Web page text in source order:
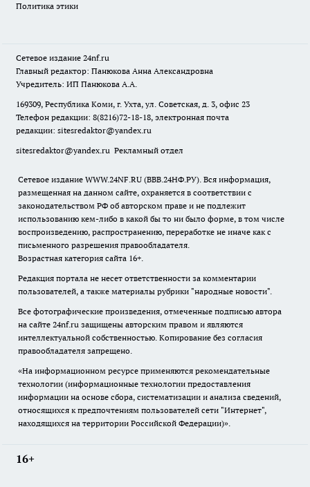
Политика этики
Сетевое издание 24nf.ru
Главный редактор: Панюкова Анна Александровна
Учредитель: ИП Панюкова А.А.
169309, Республика Коми, г. Ухта, ул. Советская, д. 3, офис 23
Телефон редакции: 8(8216)72-18-18, электронная почта
редакции: sitesredaktor@yandex.ru
sitesredaktor@yandex.ru Рекламный отдел
Сетевое издание WWW.24NF.RU (ВВВ.24НФ.РУ). Вся информация,
размещенная на данном сайте, охраняется в соответствии с
законодательством РФ об авторском праве и не подлежит
использованию кем-либо в какой бы то ни было форме, в том числе
воспроизведению, распространению, переработке не иначе как с
письменного разрешения правообладателя.
Возрастная категория сайта 16+.
Редакция портала не несет ответственности за комментарии
пользователей, а также материалы рубрики "народные новости".
Все фотографические произведения, отмеченные подписью автора
на сайте 24nf.ru защищены авторским правом и являются
интеллектуальной собственностью. Копирование без согласия
правообладателя запрещено.
«На информационном ресурсе применяются рекомендательные
технологии (информационные технологии предоставления
информации на основе сбора, систематизации и анализа сведений,
относящихся к предпочтениям пользователей сети "Интернет",
находящихся на территории Российской Федерации)».
16+